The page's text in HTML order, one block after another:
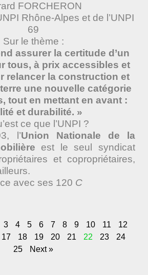
FORCHERON
Rhône-Alpes et de l’UNPI
69
Sur le thème :
assurer la certitude d’un
tous, à prix accessibles et
relancer la construction et
une nouvelle catégorie
tout en mettant en avant :
et durabilité. »
ce que l’UNPI ?
l’Union Nationale de la
est le seul syndicat
et copropriétaires,
avec ses 120 C
3 4 5 6 7 8 9 10 11
12
17 18 19 20 21 22 23
24
25
Next »